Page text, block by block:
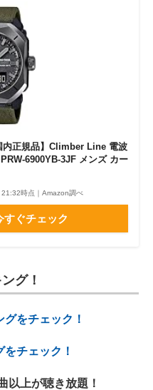
内正規品】Climber Line 電波
6900YB-3JF メンズ カー
時点｜Amazon調べ
すぐチェック
グ！
をチェック！
チェック！
上が聴き放題！